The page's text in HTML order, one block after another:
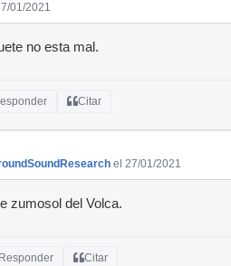
01/2021
no esta mal.
Citar
el 27/01/2021
zumosol del Volca.
Responder Citar